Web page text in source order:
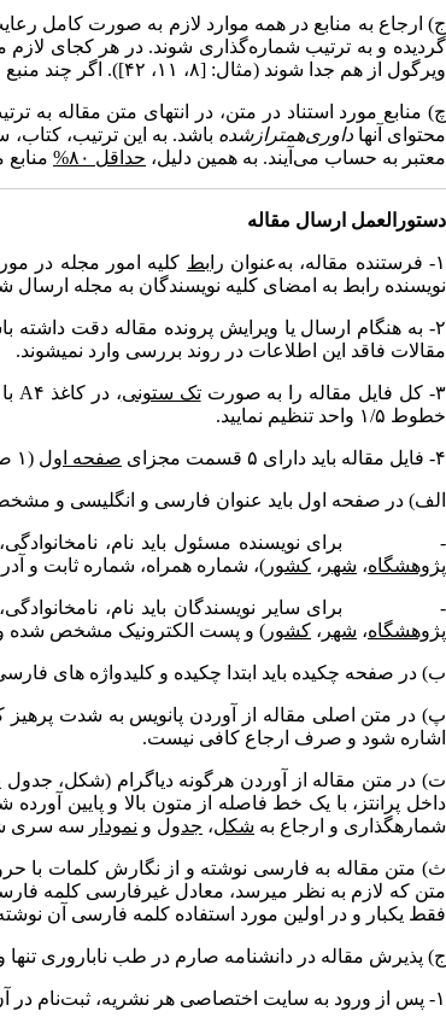
ج) ارجاع به منابع در همه موارد لازم به­ صورت کامل
گردیده و به ترتیب شمار­ه‌­گذاری شوند. در هر کجای
ویرگول از هم جدا شوند (مثال: [۸، ۱۱، ۴۲]). اگر چند منبع مورد استناد متوالی باشند با خط تیره از هم جدا می‌شوند و جهت نگارش به‌صورت ریاضی می‌شود (مثال: [۱۲، ۲۵، ۳۸-۳۲، ۵۱-۴۴]).
چ) منابع مورد استناد در متن، در انتهای متن مقاله
محتوای آنهاداوری‌همتراز‌شده باشد. به این ترتیب، کتاب،
معتبر به حساب می‌آیند. به همین دلیل، حداقل ۸۰%
دستورالعمل ارسال مقاله
۱- فرستنده مقاله، به‌عنوان رابط کلیه امور مجله در
نویسنده رابط به امضای کلیه نویسندگان به مجله
۲- به هنگام ارسال یا ویرایش پرونده مقاله دقت
مقالات فاقد این اطلاعات در روند بررسی وارد نمی­شوند.
۳- کل فایل مقاله را به صورت تک­ ستونی، در کاغذ A۴ با
خطوط ۱/۵ واحد تنظیم نمایید.
۴- فایل مقاله باید دارای ۵ قسمت مجزای صفحه اول (۱ صفحه)،
الف) در صفحه اول باید عنوان فارسی و انگلیسی و
- برای نویسنده مسئول باید نام، نام­خانوادگی،
پژوهشگاه، شهر ، کشور )، شماره همراه، شماره ثابت
- برای سایر نویسندگان باید نام،
پژوهشگاه، شهر ، کشور ) و پست الکترونیک مشخص شده و
ب) در صفحه چکیده باید ابتدا چکیده و کلیدواژه­ های
اشاره شود و صرف ارجاع کافی نیست.
شماره­گذاری و ارجاع به شکل، جدول و نمودار سه سری
ث) متن مقاله به فارسی نوشته و از نگارش کلمات با
متن که لازم به نظر می­رسد، معادل غیرفارسی کلمه
فقط یک­بار و در اولین مورد استفاده کلمه فارسی آن
ج) پذیرش مقاله در دانشنامه صارم در طب ناباروری
۱- پس از ورود به سایت اختصاصی هر نشریه، ثبت‌نام در آن برای ارسال مقاله الزامی است.